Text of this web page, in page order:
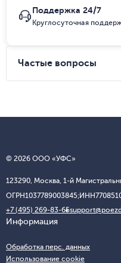
Поддержка 24/7
Круглосуточная
Частые вопросы
© 2026 ООО «УФС»
123290, Москва, 1-й
ОГРН1037789003845;ИНН
+7 (495) 269-83-65
Информация
Обработка перс. данных
Использование cookie